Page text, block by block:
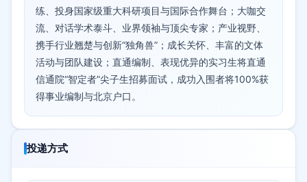
练、投身国家级重大科研项目与国际合作舞台；大咖交
流、对话学术泰斗、业界领袖与顶尖专家；产业视野、
携手行业翘楚与创新“独角兽”；成长关怀、丰富的文体
活动与团队建设；直通编制、表现优异的实习生将直通
信通院“智定者”尖子生招募面试，成功入围者将100%获
得事业编制与北京户口。
投递方式